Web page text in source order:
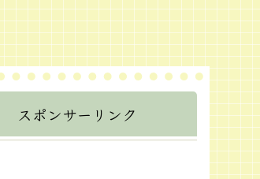
スポンサーリンク